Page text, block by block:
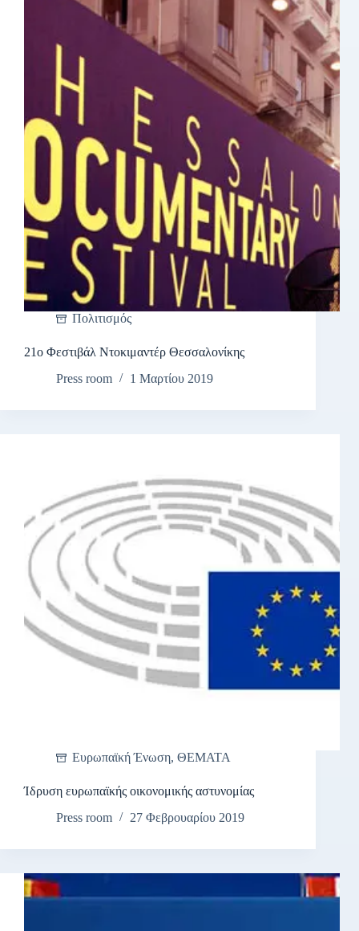
Πολιτισμός
21ο Φεστιβάλ Ντοκιμαντέρ Θεσσαλονίκης
Press room
1 Μαρτίου 2019
Ευρωπαϊκή Ένωση, ΘΕΜΑΤΑ
Ίδρυση ευρωπαϊκής οικονομικής αστυνομίας
Press room
27 Φεβρουαρίου 2019